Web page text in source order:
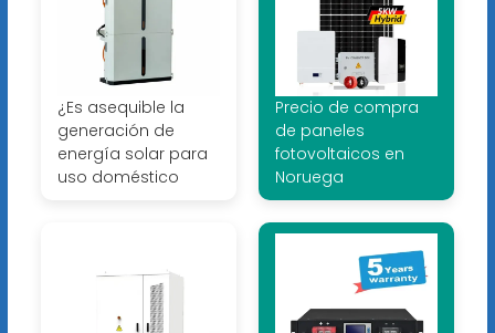
¿Es asequible la
generación de
energía solar para
uso doméstico
Precio de compra
de paneles
fotovoltaicos en
Noruega